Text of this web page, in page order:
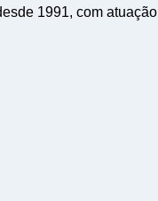
1991, com atuação